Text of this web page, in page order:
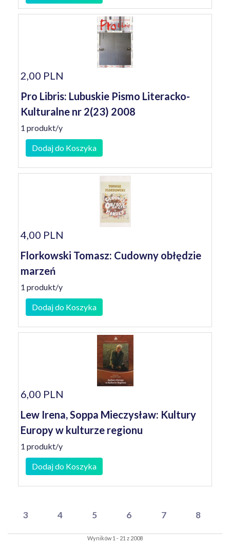
2,00 PLN
Pro Libris: Lubuskie Pismo Literacko-
Kulturalne nr 2(23) 2008
1 produkt/y
Dodaj do Koszyka
4,00 PLN
Florkowski Tomasz: Cudowny obłędzie
marzeń
1 produkt/y
Dodaj do Koszyka
6,00 PLN
Lew Irena, Soppa Mieczysław: Kultury
Europy w kulturze regionu
1 produkt/y
Dodaj do Koszyka
3 4 5 6 7 8
Wyników 1 - 21 z 2008